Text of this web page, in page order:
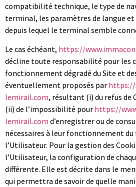
compatibilité technique, le type de
terminal, les paramètres de langue et
depuis lequel le terminal semble
Le cas échéant, https://
décline toute responsabilité pour les
fonctionnement dégradé du Site et
éventuellement proposés par https://
lemirail.com, résultant (i) du refus de
(ii) de l’impossibilité pour https://
lemirail.com d’enregistrer ou de
nécessaires à leur fonctionnement du
l’Utilisateur. Pour la gestion des
l’Utilisateur, la configuration de
différente. Elle est décrite dans le
qui permettra de savoir de quelle